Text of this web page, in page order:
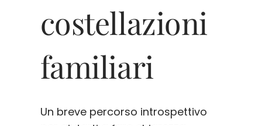
costellazioni
familiari
Un breve percorso introspettivo